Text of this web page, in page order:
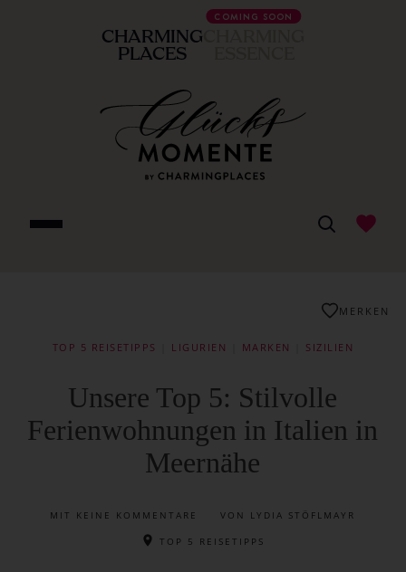
CHARMING
PLACES
COMING SOON
TOP 5 REISETIPPS LIGURIEN MARKEN SIZILIEN
Unsere Top 5: Stilvolle
Ferienwohnungen in Italien in
Meernähe
MIT KEINE KOMMENTARE VON LYDIA STÖFLMAYR
TOP 5 REISETIPPS
MERKEN